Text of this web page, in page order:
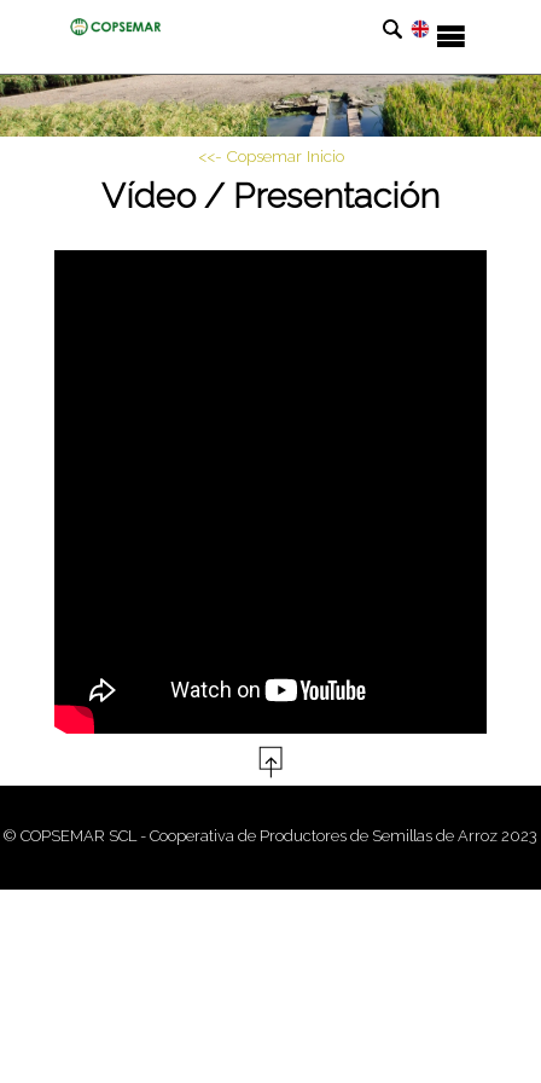
<<- Copsemar Inicio
Vídeo / Presentación
© COPSEMAR SCL - Cooperativa de Productores de Semillas de Arroz 2023